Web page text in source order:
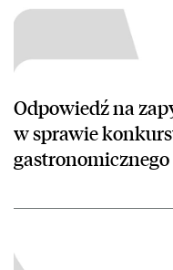
Odpowiedź na
w sprawie
czytaj więcej o Konkurs